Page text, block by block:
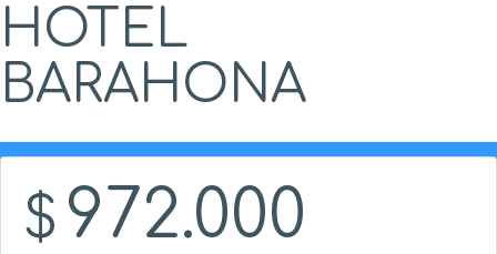
HOTEL
BARAHONA
$ 972.000